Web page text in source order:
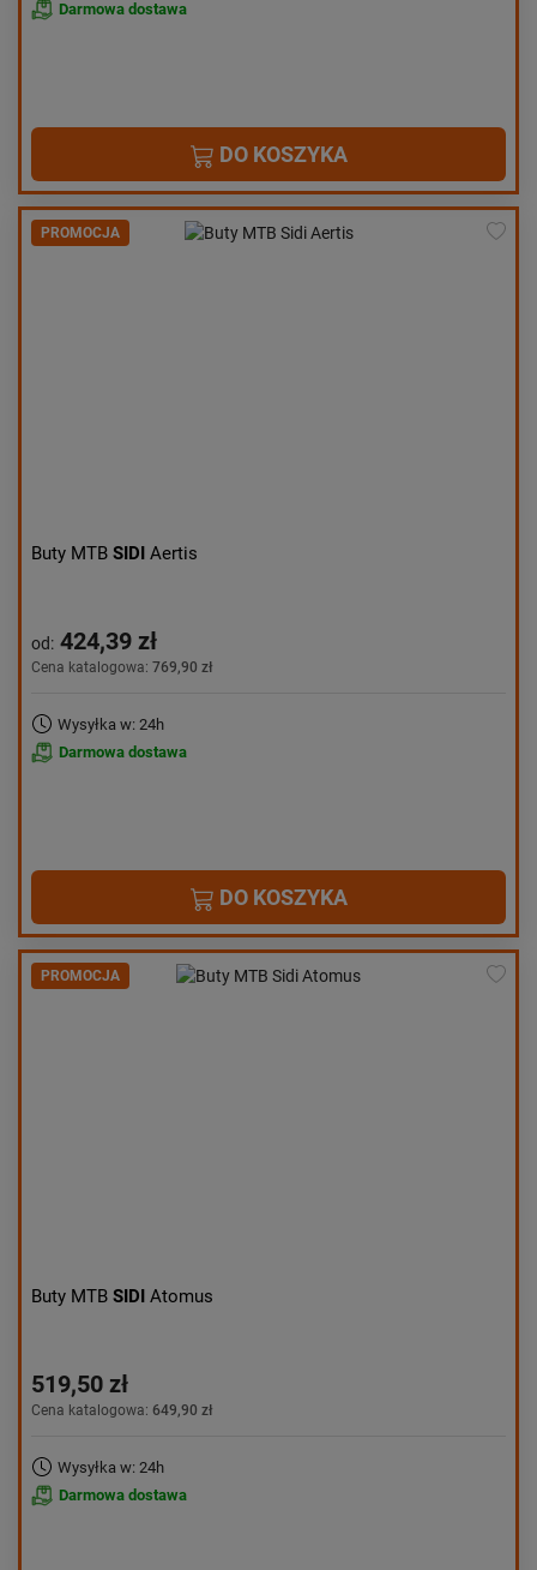
Darmowa dostawa
DO KOSZYKA
PROMOCJA
Buty MTB SIDI Aertis
od: 424,39 zł
Cena katalogowa: 769,90 zł
Wysyłka w: 24h
Darmowa dostawa
DO KOSZYKA
PROMOCJA
Buty MTB SIDI Atomus
519,50 zł
Cena katalogowa: 649,90 zł
Wysyłka w: 24h
Darmowa dostawa